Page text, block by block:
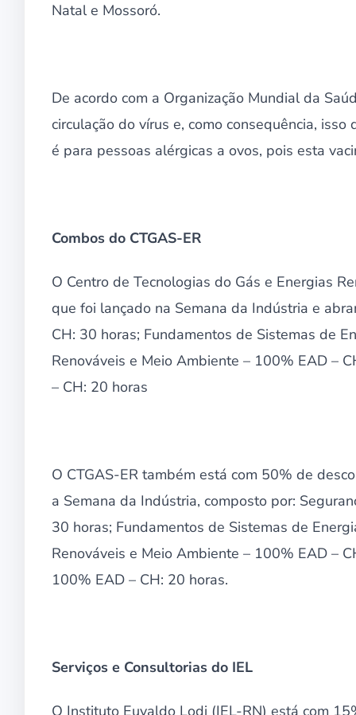
Natal e Mossoró.
De acordo com a Organização Mundial da
circulação do vírus e, como consequência,
é para pessoas alérgicas a ovos, pois esta
Combos do CTGAS-ER
O Centro de Tecnologias do Gás e Energias
que foi lançado na Semana da Indústria e
CH: 30 horas; Fundamentos de Sistemas de
Renováveis e Meio Ambiente – 100% EAD –
– CH: 20 horas
O CTGAS-ER também está com 50% de
a Semana da Indústria, composto por:
30 horas; Fundamentos de Sistemas de
Renováveis e Meio Ambiente – 100% EAD –
100% EAD – CH: 20 horas.
Serviços e Consultorias do IEL
O Instituto Euvaldo Lodi (IEL-RN) está com